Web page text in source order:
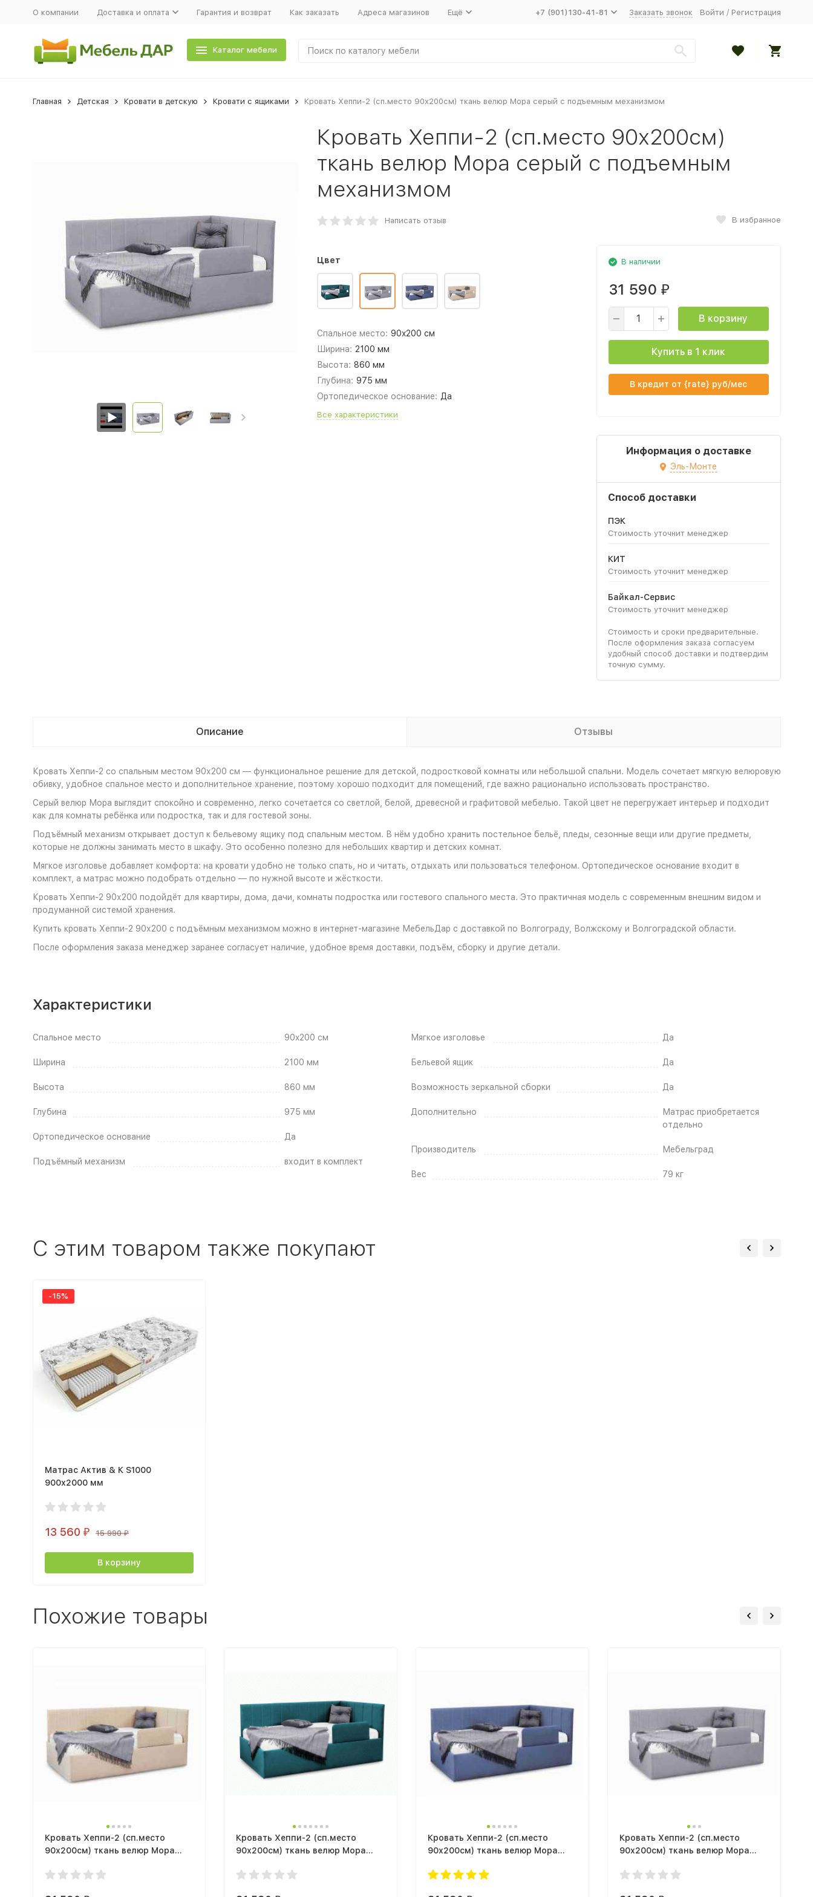
О компании Доставка и оплата Гарантия и возврат Как заказать Адреса магазинов Ещё +7 (901)130-41-81 Заказать звонок Войти / Регистрация
Каталог мебели
Главная Детская Кровати в детскую Кровати с ящиками Кровать Хеппи-2 (сп.место 90х200см) ткань велюр Мора серый с подъемным механизмом
Кровать Хеппи-2 (сп.место 90х200см)
ткань велюр Мора серый с подъемным
механизмом
Написать отзыв В избранное
Цвет
Спальное место: 90x200 см
Ширина: 2100 мм
Высота: 860 мм
Глубина: 975 мм
Ортопедическое основание: Да
Все характеристики
В наличии
31 590 ₽
В корзину
Купить в 1 клик
В кредит от {rate} руб/мес
Информация о доставке
Эль-Монте
Способ доставки
ПЭК
Стоимость уточнит менеджер
КИТ
Стоимость уточнит менеджер
Байкал-Сервис
Стоимость уточнит менеджер
Стоимость и сроки предварительные.
После оформления заказа согласуем
удобный способ доставки и подтвердим
точную сумму.
Описание Отзывы
Кровать Хеппи-2 со спальным местом 90х200 см — функциональное решение для детской, подростковой комнаты или небольшой спальни. Модель сочетает мягкую велюровую
обивку, удобное спальное место и дополнительное хранение, поэтому хорошо подходит для помещений, где важно рационально использовать пространство.
Серый велюр Мора выглядит спокойно и современно, легко сочетается со светлой, белой, древесной и графитовой мебелью. Такой цвет не перегружает интерьер и подходит
как для комнаты ребёнка или подростка, так и для гостевой зоны.
Подъёмный механизм открывает доступ к бельевому ящику под спальным местом. В нём удобно хранить постельное бельё, пледы, сезонные вещи или другие предметы,
которые не должны занимать место в шкафу. Это особенно полезно для небольших квартир и детских комнат.
Мягкое изголовье добавляет комфорта: на кровати удобно не только спать, но и читать, отдыхать или пользоваться телефоном. Ортопедическое основание входит в
комплект, а матрас можно подобрать отдельно — по нужной высоте и жёсткости.
Кровать Хеппи-2 90х200 подойдёт для квартиры, дома, дачи, комнаты подростка или гостевого спального места. Это практичная модель с современным внешним видом и
продуманной системой хранения.
Купить кровать Хеппи-2 90х200 с подъёмным механизмом можно в интернет-магазине МебельДар с доставкой по Волгограду, Волжскому и Волгоградской области.
После оформления заказа менеджер заранее согласует наличие, удобное время доставки, подъём, сборку и другие детали.
Характеристики
Спальное место 90x200 см
Ширина 2100 мм
Высота 860 мм
Глубина 975 мм
Ортопедическое основание Да
Подъёмный механизм входит в комплект
Мягкое изголовье Да
Бельевой ящик Да
Возможность зеркальной сборки Да
Дополнительно
Матрас приобретается
отдельно
Производитель Мебельград
Вес 79 кг
C этим товаром также покупают
-15%
Матрас Актив & К S1000
900х2000 мм
13 560 ₽ 15 990₽
В корзину
Похожие товары
Кровать Хеппи-2 (сп.место
90х200см) ткань велюр Мора
механизмом
Кровать Хеппи-2 (сп.место
90х200см) ткань велюр Мора
Кровать Хеппи-2 (сп.место
90х200см) ткань велюр Мора
Кровать Хеппи-2 (сп.место
90х200см) ткань велюр Мора